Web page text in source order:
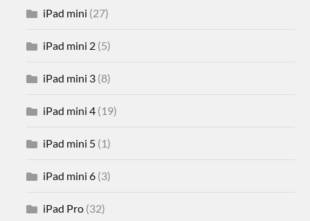
iPad mini (27)
iPad mini 2 (5)
iPad mini 3 (8)
iPad mini 4 (19)
iPad mini 5 (1)
iPad mini 6 (3)
iPad Pro (32)